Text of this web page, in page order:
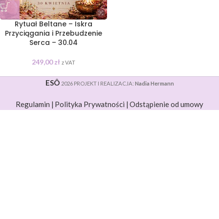
Rytuał Beltane – Iskra
Przyciągania i Przebudzenie
Serca – 30.04
249,00zł z VAT
ESÔ 2026 PROJEKT I REALIZACJA: Nadia Hermann
Regulamin | Polityka Prywatności | Odstąpienie od umowy